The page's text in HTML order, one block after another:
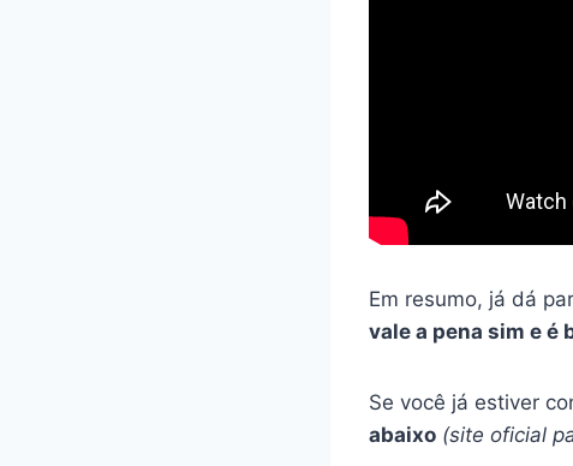
Em resumo, já dá
vale a pena sim e é
Se você já estiver
abaixo (site oficial